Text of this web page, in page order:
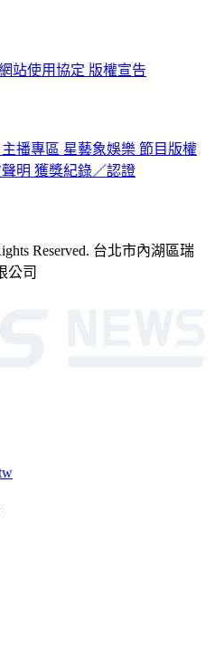
站使用協定 版權宣告
主播專區 星藝象娛樂 節目版權
明 獲獎紀錄／認證
Reserved. 台北市內湖區瑞
公司